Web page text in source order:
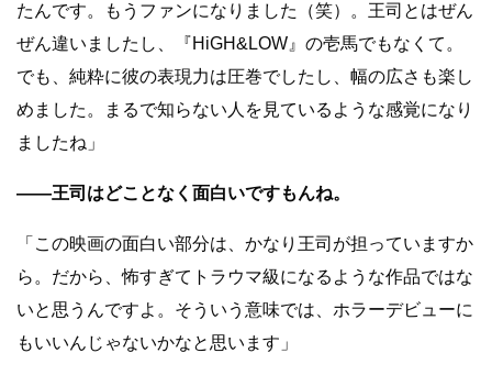
たんです。もうファンになりました（笑）。王司とはぜん
ぜん違いましたし、『HiGH&LOW』の壱馬でもなくて。
でも、純粋に彼の表現力は圧巻でしたし、幅の広さも楽し
めました。まるで知らない人を見ているような感覚になり
ましたね」
――王司はどことなく面白いですもんね。
「この映画の面白い部分は、かなり王司が担っていますか
ら。だから、怖すぎてトラウマ級になるような作品ではな
いと思うんですよ。そういう意味では、ホラーデビューに
もいいんじゃないかなと思います」